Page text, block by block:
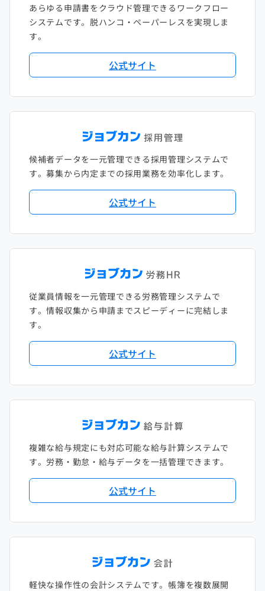
あらゆる申請書をクラウド管理できるワークフロー
システムです。脱ハンコ・ペーパーレスを実現しま
す。
公式サイト
候補者データを一元管理できる採用管理システムで
す。募集から内定までの採用業務を効率化します。
公式サイト
従業員情報を一元管理できる労務管理システムで
す。情報収集から申請までスピーディーに完結しま
す。
公式サイト
複雑な給与規定にも対応可能な給与計算システムで
す。労務・勤怠・給与データを一括管理できます。
公式サイト
軽快な操作性の会計システムです。帳簿を複数展開